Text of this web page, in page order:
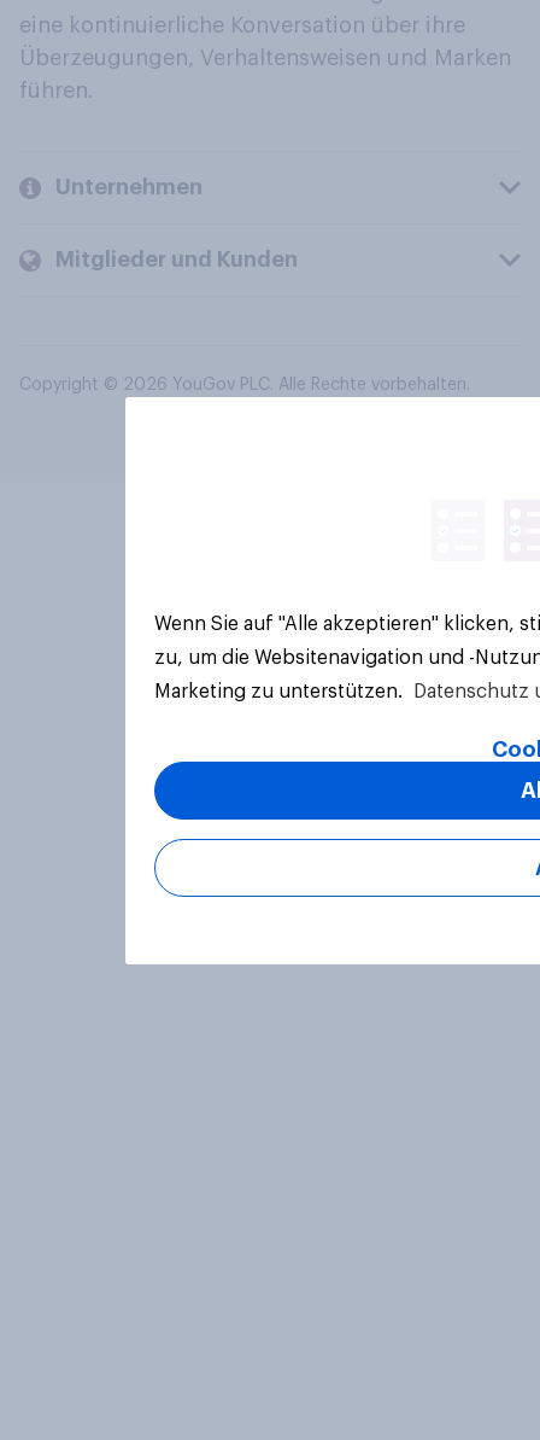
eine kontinuierliche Konversation über ihre
Überzeugungen, Verhaltensweisen und Marken
führen.
Unternehmen
Mitglieder und Kunden
Copyright © 2026 YouGov PLC. Alle Rechte vorbehalten.
Wenn Sie auf "Alle akzeptieren" klicken,
zu, um die Websitenavigation und -
Marketing zu unterstützen.
Datenschutz